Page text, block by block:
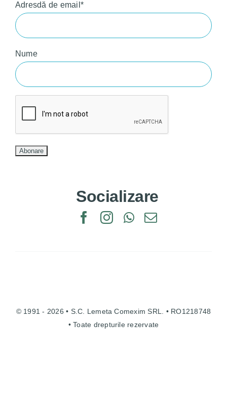
Adresdă de email*
Nume
Socializare
© 1991 - 2026 • S.C. Lemeta Comexim SRL. • RO1218748
• Toate drepturile rezervate